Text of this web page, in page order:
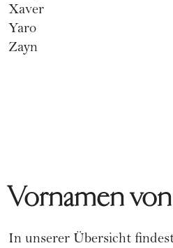
Xaver
Yaro
Zayn
Vornamen
In unserer Übersicht